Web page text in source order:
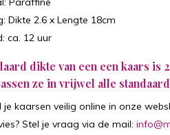
Dikte 2.6 x Lengte 18cm
ca. 12 uur
dikte van een een kaars
ze in vrijwel alle
je kaarsen veilig online in onze
Stel je vraag via de mail: